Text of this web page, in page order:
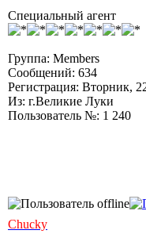
Специальный агент
Группа: Members
Сообщений: 634
Регистрация: Вторник,
Из: г.Великие Луки
Пользователь №: 1 240
Chucky